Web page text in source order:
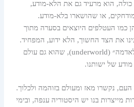
הוא מרעיד גם את הלא-מודע,
או שהושארו בלא-מודע.
כמו העטלפים היוצאים בסערה מתוך
את הצד החשוך, הלא ידוע, המפחיד.
הן שייכות ״לעולם שמתחת לאדמה״ (underworld), שהוא גם עולם
של ישותנו.
העם, נקשרו מאז ומעולם בזוהמה ולכלוך.
מייצרות בנו יש היסטוריה ענפה, ובימי